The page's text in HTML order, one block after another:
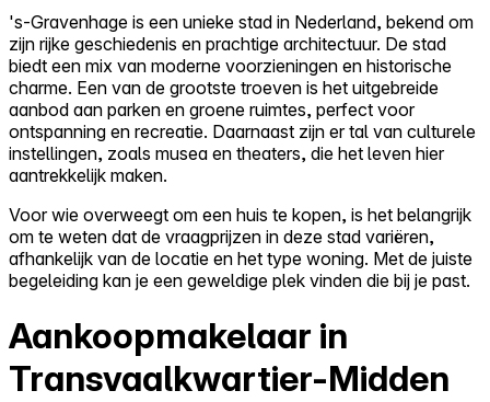
's-Gravenhage is een unieke stad in Nederland, bekend om
zijn rijke geschiedenis en prachtige architectuur. De stad
biedt een mix van moderne voorzieningen en historische
charme. Een van de grootste troeven is het uitgebreide
aanbod aan parken en groene ruimtes, perfect voor
ontspanning en recreatie. Daarnaast zijn er tal van culturele
instellingen, zoals musea en theaters, die het leven hier
aantrekkelijk maken.
Voor wie overweegt om een huis te kopen, is het belangrijk
om te weten dat de vraagprijzen in deze stad variëren,
afhankelijk van de locatie en het type woning. Met de juiste
begeleiding kan je een geweldige plek vinden die bij je past.
Aankoopmakelaar in
Transvaalkwartier-Midden